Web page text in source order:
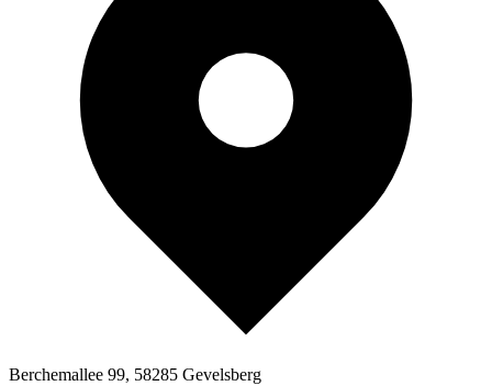
Berchemallee 99, 58285 Gevelsberg